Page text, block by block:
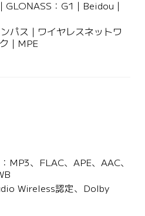
：G1 | Beidou |
パス | ワイヤレスネットワ
| MPE
MP3、FLAC、APE、AAC、
Wireless認定、Dolby